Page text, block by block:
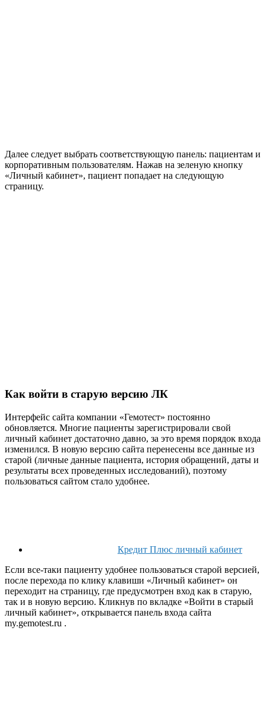
Далее следует выбрать соответствующую панель: пациентам и
корпоративным пользователям. Нажав на зеленую кнопку
«Личный кабинет», пациент попадает на следующую
страницу.
Как войти в старую версию ЛК
Интерфейс сайта компании «Гемотест» постоянно
обновляется. Многие пациенты зарегистрировали свой
личный кабинет достаточно давно, за это время порядок входа
изменился. В новую версию сайта перенесены все данные из
старой (личные данные пациента, история обращений, даты и
результаты всех проведенных исследований), поэтому
пользоваться сайтом стало удобнее.
Кредит Плюс личный кабинет
Если все-таки пациенту удобнее пользоваться старой версией,
после перехода по клику клавиши «Личный кабинет» он
переходит на страницу, где предусмотрен вход как в старую,
так и в новую версию. Кликнув по вкладке «Войти в старый
личный кабинет», открывается панель входа сайта
my.gemotest.ru .